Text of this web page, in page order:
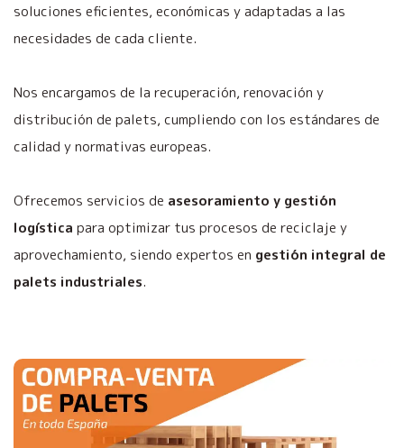
soluciones eficientes, económicas y adaptadas a las
necesidades de cada cliente.
Nos encargamos de la recuperación, renovación y
distribución de palets, cumpliendo con los estándares de
calidad y normativas europeas.
Ofrecemos servicios de asesoramiento y gestión
logística para optimizar tus procesos de reciclaje y
aprovechamiento, siendo expertos en gestión integral de
palets industriales.